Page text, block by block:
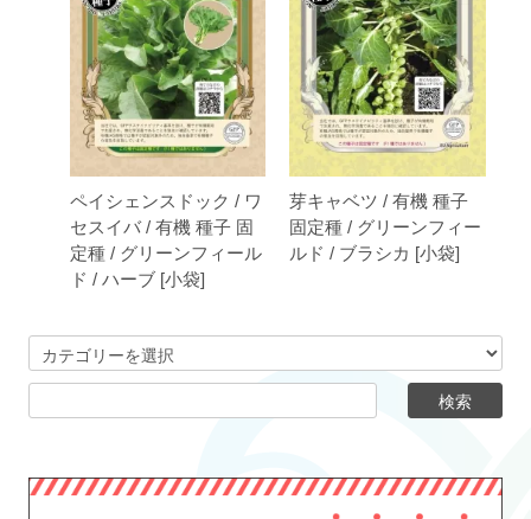
ペイシェンスドック / ワ
セスイバ / 有機 種子 固
定種 / グリーンフィール
ド / ハーブ [小袋]
芽キャベツ / 有機 種子
固定種 / グリーンフィー
ルド / ブラシカ [小袋]